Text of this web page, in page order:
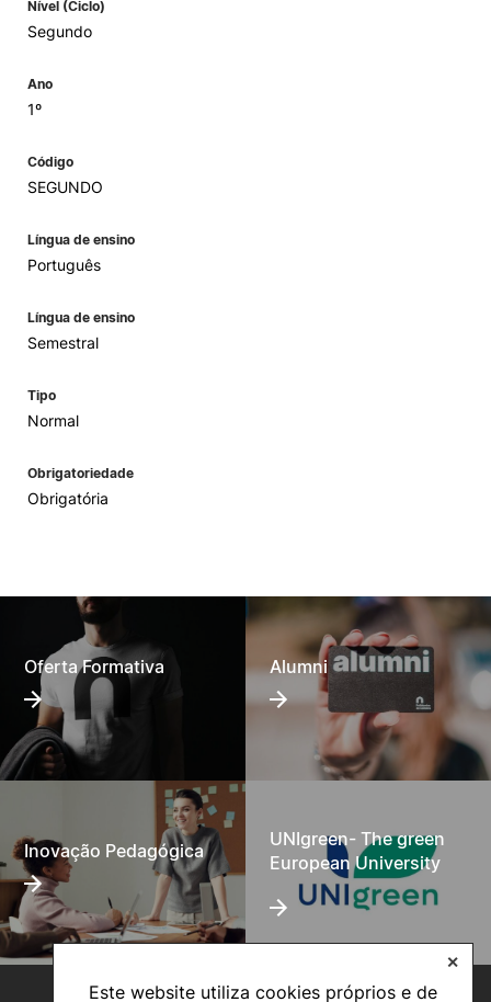
Este website utiliza cookies próprios e de
✕
Nível (Ciclo)
Segundo
Ano
1º
Código
SEGUNDO
Língua de ensino
Português
Língua de ensino
Semestral
Tipo
Normal
Obrigatoriedade
Obrigatória
Oferta Formativa Alumni
Inovação Pedagógica
UNIgreen- The green
European University